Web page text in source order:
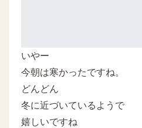
いやー
今朝は寒かったですね。
どんどん
冬に近づいているようで
嬉しいですね